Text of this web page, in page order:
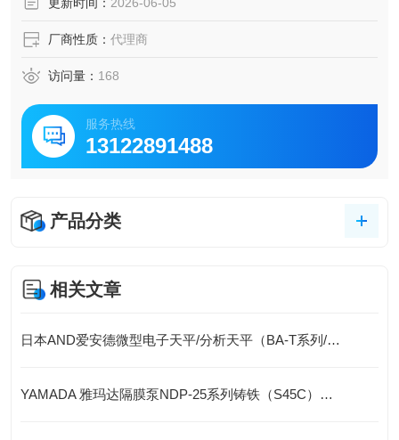
厂商性质： 代理商
访问量： 168
服务热线
13122891488
产品分类
相关文章
日本AND爱安德微型电子天平/分析天平（BA-T系列/BA系列（A&D Borealis）
YAMADA 雅玛达隔膜泵NDP-25系列铸铁（S45C）简介